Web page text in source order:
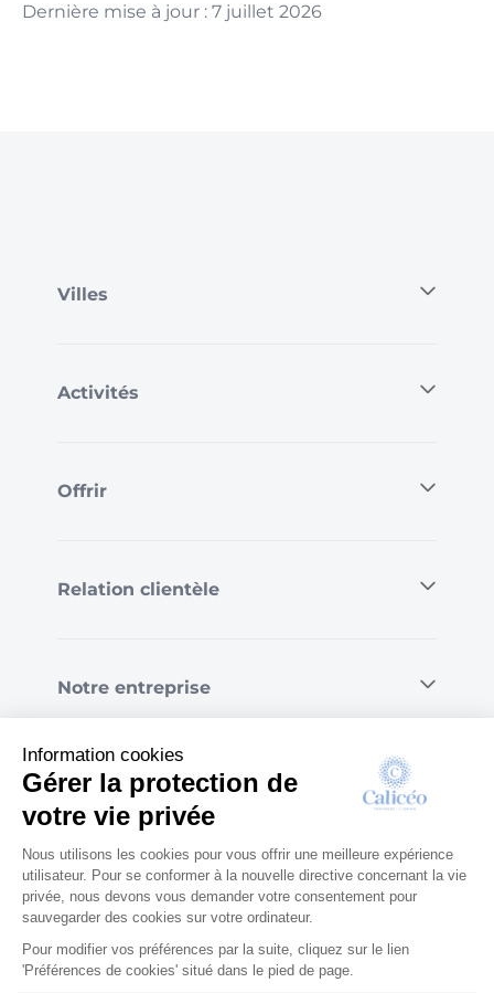
Dernière mise à jour : 7 juillet 2026
Villes
Activités
Offrir
Relation clientèle
Notre entreprise
© Calicéo 2026|Mentions légales
Confidentialité et RGPD| Conditions générales
de vente |Gérer les cookies
Information cookies
Gérer la protection de
votre vie privée
Nous utilisons les cookies pour vous offrir une meilleure expérience
utilisateur. Pour se conformer à la nouvelle directive concernant la vie
privée, nous devons vous demander votre consentement pour
sauvegarder des cookies sur votre ordinateur.
Pour modifier vos préférences par la suite, cliquez sur le lien
'Préférences de cookies' situé dans le pied de page.